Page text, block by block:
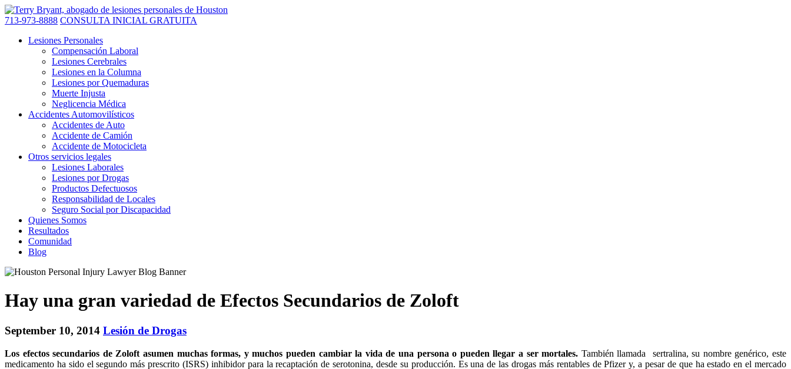
713-973-8888 CONSULTA INICIAL GRATUITA
Lesiones Personales
Compensación Laboral
Lesiones Cerebrales
Lesiones en la Columna
Lesiones por Quemaduras
Muerte Injusta
Neglicencia Médica
Accidentes Automovilísticos
Accidentes de Auto
Accidente de Camión
Accidente de Motocicleta
Otros servicios legales
Lesiones Laborales
Lesiones por Drogas
Productos Defectuosos
Responsabilidad de Locales
Seguro Social por Discapacidad
Quienes Somos
Resultados
Comunidad
Blog
Hay una gran variedad de Efectos Secundarios de Zoloft
September 10, 2014 Lesión de Drogas
Los efectos secundarios de Zoloft asumen muchas formas, y muchos pueden cambiar la vida de una persona o pueden llegar a ser mortales. También llamada sertralina, su nombre genérico, este
medicamento ha sido el segundo más prescrito (ISRS) inhibidor para la recaptación de serotonina, desde su producción. Es una de las drogas más rentables de Pfizer y, a pesar de que ha estado en el mercado